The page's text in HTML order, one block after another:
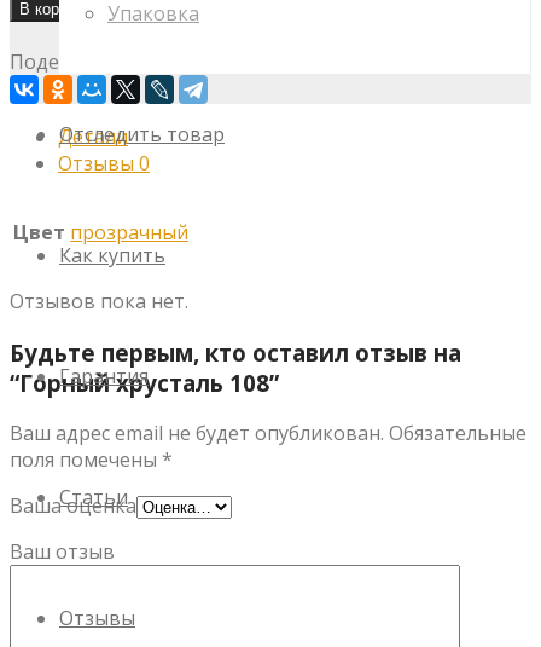
Упаковка
Отследить товар
Как купить
Гарантия
Статьи
Отзывы
В корзину
Поделитесь с друзьями:
Детали
Отзывы 0
Цвет прозрачный
Отзывов пока нет.
Будьте первым, кто оставил отзыв на
“Горный хрусталь 108”
Ваш адрес email не будет опубликован. Обязательные
поля помечены *
Ваша оценка
Ваш отзыв